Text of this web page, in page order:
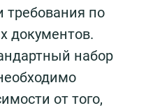
требования по
документов.
набор
от того,